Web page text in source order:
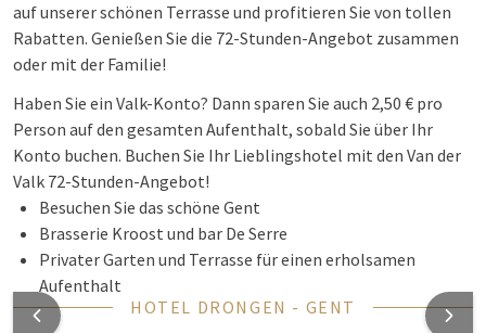
auf unserer schönen Terrasse und profitieren Sie von tollen
Rabatten. Genießen Sie die 72-Stunden-Angebot zusammen
oder mit der Familie!
Haben Sie ein Valk-Konto? Dann sparen Sie auch 2,50 € pro
Person auf den gesamten Aufenthalt, sobald Sie über Ihr
Konto buchen. Buchen Sie Ihr Lieblingshotel mit den Van der
Valk 72-Stunden-Angebot!
Besuchen Sie das schöne Gent
Brasserie Kroost und bar De Serre
Privater Garten und Terrasse für einen erholsamen
Aufenthalt
HOTEL DRONGEN - GENT